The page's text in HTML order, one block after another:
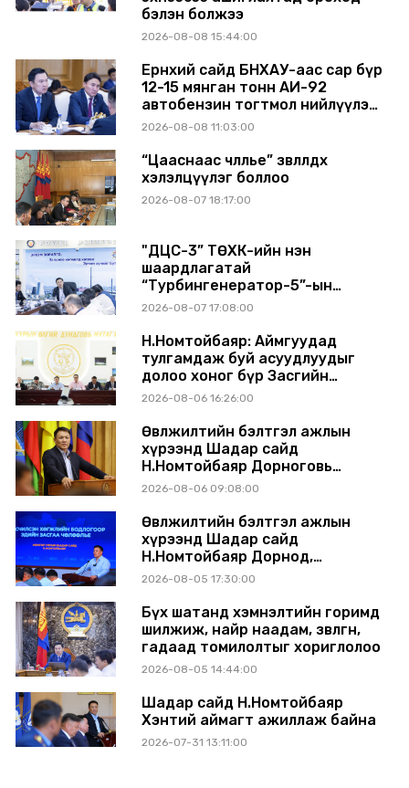
бэлэн болжээ
2026-08-08 15:44:00
Ерөнхий сайд БНХАУ-аас сар бүр
12-15 мянган тонн АИ-92
автобензин тогтмол нийлүүлэх
хүсэлт тавилаа
2026-08-08 11:03:00
“Цааснаас чөлөөлье” зөвлөлдөх
хэлэлцүүлэг боллоо
2026-08-07 18:17:00
"ДЦС-3” ТӨХК-ийн нэн
шаардлагатай
“Турбингенератор-5”-ын
шинэчлэлийн төсвийг
2026-08-07 17:08:00
Н.Номтойбаяр: Аймгуудад
тулгамдаж буй асуудлуудыг
долоо хоног бүр Засгийн
газрын хуралдаанд
2026-08-06 16:26:00
Өвөлжилтийн бэлтгэл ажлын
хүрээнд Шадар сайд
Н.Номтойбаяр Дорноговь
аймагт ажиллав
2026-08-06 09:08:00
Өвөлжилтийн бэлтгэл ажлын
хүрээнд Шадар сайд
Н.Номтойбаяр Дорнод,
Сүхбаатар аймагт ажиллав
2026-08-05 17:30:00
Бүх шатанд хэмнэлтийн горимд
шилжиж, найр наадам, зөвлөгөөн,
гадаад томилолтыг хориглолоо
2026-08-05 14:44:00
Шадар сайд Н.Номтойбаяр
Хэнтий аймагт ажиллаж байна
2026-07-31 13:11:00